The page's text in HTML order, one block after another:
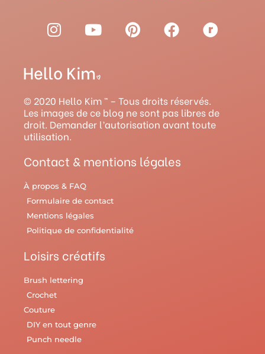
I
n
t
a
g
r
a
m
Y
o
t
u
b
e
P
i
r
e
s
F
a
o
o
k
R
a
y
© 2020 Hello Kim ™ – Tous droits réservés.
Les images de ce blog ne sont pas libres de
droit. Demander l’autorisation avant toute
utilisation.
Contact & mentions légales
À propos & FAQ
Formulaire de contact
Mentions légales
Politique de confidentialité
Loisirs créatifs
Brush lettering
Crochet
Couture
DIY en tout genre
Punch needle